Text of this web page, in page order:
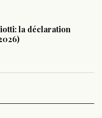
la déclaration